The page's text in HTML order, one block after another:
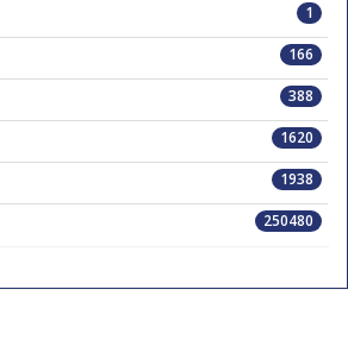
1
166
388
1620
1938
250480